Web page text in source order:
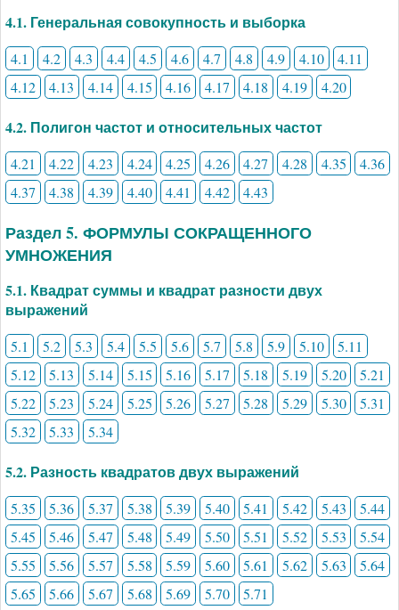
4.1. Генеральная совокупность и выборка
4.1 4.2 4.3 4.4 4.5 4.6 4.7 4.8 4.9 4.10
4.11
4.12
4.13 4.14 4.15 4.16 4.17 4.18 4.19 4.20
4.2. Полигон частот и относительных частот
4.21 4.22 4.23 4.24 4.25 4.26 4.27 4.28 4.35
4.36
4.37
4.38 4.39 4.40 4.41 4.42 4.43
Раздел 5. ФОРМУЛЫ СОКРАЩЕННОГО
УМНОЖЕНИЯ
5.1. Квадрат суммы и квадрат разности двух
выражений
5.1 5.2 5.3 5.4 5.5 5.6 5.7 5.8 5.9 5.10
5.11
5.12
5.13 5.14 5.15 5.16 5.17 5.18 5.19 5.20
5.21
5.22
5.23 5.24 5.25 5.26 5.27 5.28 5.29 5.30
5.31
5.32
5.33 5.34
5.2. Разность квадратов двух выражений
5.35 5.36 5.37 5.38 5.39 5.40 5.41 5.42 5.43
5.44
5.45
5.46 5.47 5.48 5.49 5.50 5.51 5.52 5.53
5.54
5.55
5.56 5.57 5.58 5.59 5.60 5.61 5.62 5.63
5.64
5.65
5.66 5.67 5.68 5.69 5.70 5.71